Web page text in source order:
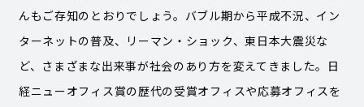
んもご存知のとおりでしょう。バブル期から平成不況、イン
ターネットの普及、リーマン・ショック、東日本大震災な
ど、さまざまな出来事が社会のあり方を変えてきました。日
経ニューオフィス賞の歴代の受賞オフィスや応募オフィスを